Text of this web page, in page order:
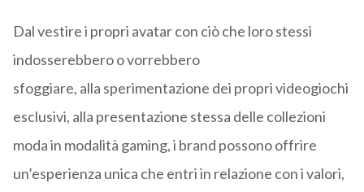
Dal vestire i propri avatar con ciò che loro stessi
indosserebbero o vorrebbero
sfoggiare, alla sperimentazione dei propri videogiochi
esclusivi, alla presentazione stessa delle collezioni
moda in modalità gaming,i brand possono offrire
un’esperienza unica che entri in relazione con i valori,